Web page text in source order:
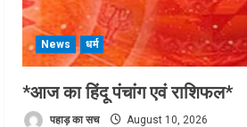
News धर्म
*आज का हिंदू पंचांग एवं राशिफल*
पहाड़ का सच August 10, 2026